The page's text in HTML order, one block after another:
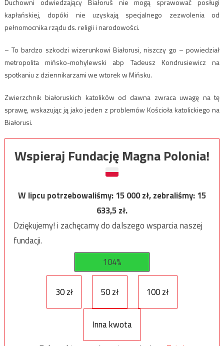
Duchowni odwiedzający Białoruś nie mogą sprawować posługi
kapłańskiej, dopóki nie uzyskają specjalnego zezwolenia od
pełnomocnika rządu ds. religii i narodowości.
– To bardzo szkodzi wizerunkowi Białorusi, niszczy go – powiedział
metropolita mińsko-mohylewski abp Tadeusz Kondrusiewicz na
spotkaniu z dziennikarzami we wtorek w Mińsku.
Zwierzchnik białoruskich katolików od dawna zwraca uwagę na tę
sprawę, wskazując ją jako jeden z problemów Kościoła katolickiego na
Białorusi.
Wspieraj Fundację Magna Polonia!
W lipcu potrzebowaliśmy:15 000zł, zebraliśmy:15
633,5zł.
Dziękujemy! i zachęcamy do dalszego wsparcia naszej
fundacji.
104%
30 zł 50 zł 100 zł
Inna kwota